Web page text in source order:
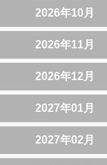
2026年10月
2026年11月
2026年12月
2027年01月
2027年02月